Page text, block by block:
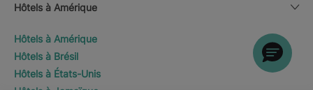
Hôtels à Amérique
Hôtels à Amérique
Hôtels à Brésil
Hôtels à États-Unis